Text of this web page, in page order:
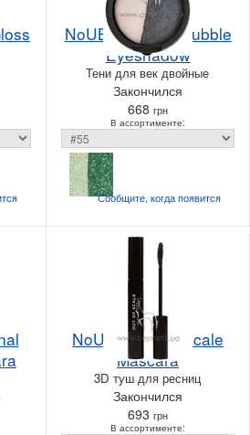
NoUBA Double Bubble
Eyeshadow
Тени для век двойные
Закончился
668 грн
В ассортименте:
Сообщите, когдапоявится
NoUBA Out Of Scale
Mascara
3D туш для ресниц
Закончился
693 грн
В ассортименте: